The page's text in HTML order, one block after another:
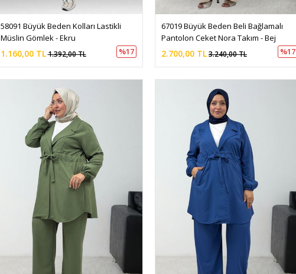
58091 Büyük Beden Kolları Lastikli
Müslin Gömlek - Ekru
1.160,00 TL1.392,00 TL %17
67019 Büyük Beden Beli Bağlamalı
Pantolon Ceket Nora Takım - Bej
2.700,00 TL3.240,00 TL %17